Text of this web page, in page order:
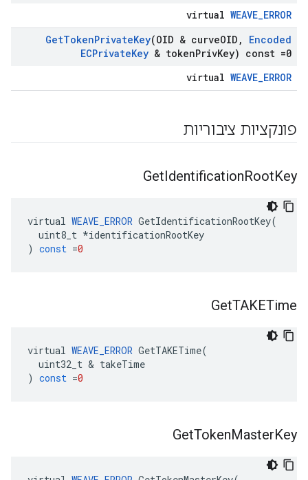
virtual WEAVE_ERROR
GetTokenPrivateKey(OID & curveOID ,
Encoded
ECPrivateKey & tokenPrivKey) const =0
virtual WEAVE_ERROR
פונקציות ציבוריות
GetIdentificationRootKey
virtual WEAVE_ERROR GetIdentificationRootKey(
uint8_t *identificationRootKey
) const =0
GetTAKETime
virtual WEAVE_ERROR GetTAKETime(
uint32_t & takeTime
) const =0
GetTokenMasterKey